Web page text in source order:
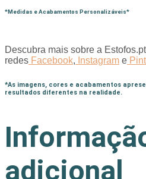
*Medidas e Acabamentos Personalizáveis*
Descubra mais sobre a
redes Facebook, Instagram e
*As imagens, cores e acabamentos
resultados diferentes na realidade.
adicional